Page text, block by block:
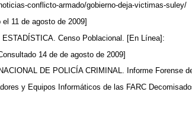
conflicto-armado/gobierno-deja-victimas-suley/
11 de agosto de 2009]
Censo Poblacional. [En Línea]:
14 de de agosto de 2009]
DE POLICÍA CRIMINAL. Informe Forense
y Equipos Informáticos de las FARC